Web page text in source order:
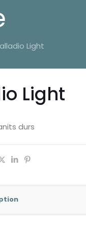
Light
Light
durs